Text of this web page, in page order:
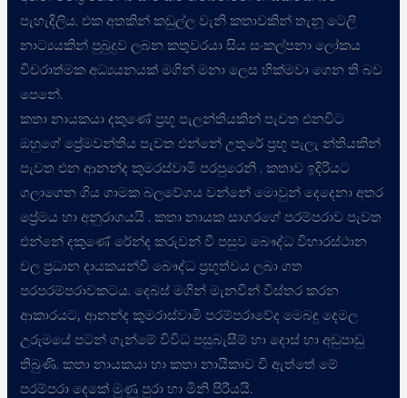
පැහැදිලිය. එක අතකින් කඩුල්ල වැනි කතාවකින් තැනූ ටෙලි
නාට්යයකින් පුබුදුව ලබන කතුවරයා සිය සංකල්පනා ලෝකය
විචරාත්මක අධ්යයනයක් මගින් මනා ලෙස හික්මවා ගෙන ති බව
පෙනේ.
කතා නායකයා දකුණේ ප්රභූ පැලන්තියකින් පැවත එනවිට
ඔහුගේ ප්රේමවන්තිය පැවත එන්නේ උතුරේ ප්රභූ පැලැ න්තියකින්
පැවත එන ආනන්ද කුමරස්වාමි පරපුරෙනි . කතාව ඉදිරියට
ගලාගෙන ගිය ගාමක බලවේගය වන්නේ මොවුන් දෙදෙනා අතර
ප්රේමය හා අනුරාගයයි . කතා නායක සාගරගේ පරම්පරාව පැවත
එන්නේ දකුණේ රේන්ද කරුවන් වී පසුව බෞද්ධ විහාරස්ථාන
වල ප්රධාන දායකයන්වී බෞද්ධ ප්රභූත්වය ලබා ගත
පරපරම්පරාවකටය. දෙබස් මගින් මැනවින් විස්තර කරන
ආකාරයට, ආනන්ද කුමරාස්වාමි පරම්පරාවේද මෙබඳු දෙමල
උරුමයේ පටන් ගැන්මේ විවිධ පසුබැසීම් හා දොස් හා අඩුපාඩු
තිබුණි. කතා නායකයා හා කතා නායිකාව වී ඇත්තේ මේ
පරම්පරා දෙකේ මුණු පුරා හා මිනි පිරීයයි.